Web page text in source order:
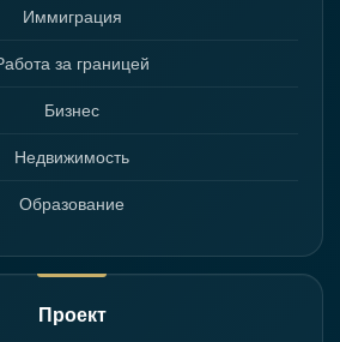
Иммиграция
за границей
Бизнес
Недвижимость
Образование
Проект